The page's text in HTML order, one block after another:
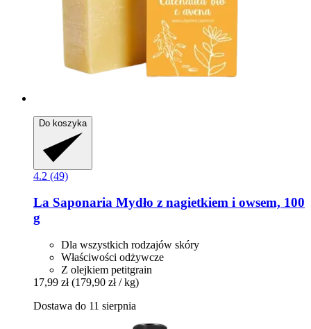
Do koszyka
4.2 (49)
La Saponaria Mydło z nagietkiem i owsem, 100
g
Dla wszystkich rodzajów skóry
Właściwości odżywcze
Z olejkiem petitgrain
17,99 zł (179,90 zł / kg)
Dostawa do 11 sierpnia